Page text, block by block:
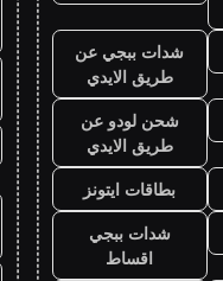
شدات ببجي عن
طريق الايدي
شحن لودو عن
طريق الايدي
بطاقات ايتونز
شدات ببجي
اقساط